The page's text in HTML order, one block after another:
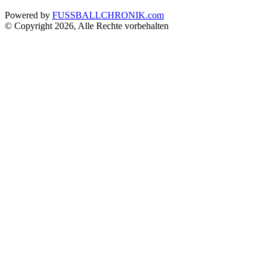
Powered by FUSSBALLCHRONIK.com
© Copyright 2026, Alle Rechte vorbehalten